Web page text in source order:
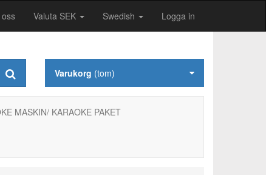
Valuta SEK Swedish Logga in
Varukorg (tom)
MASKIN/ KARAOKE PAKET